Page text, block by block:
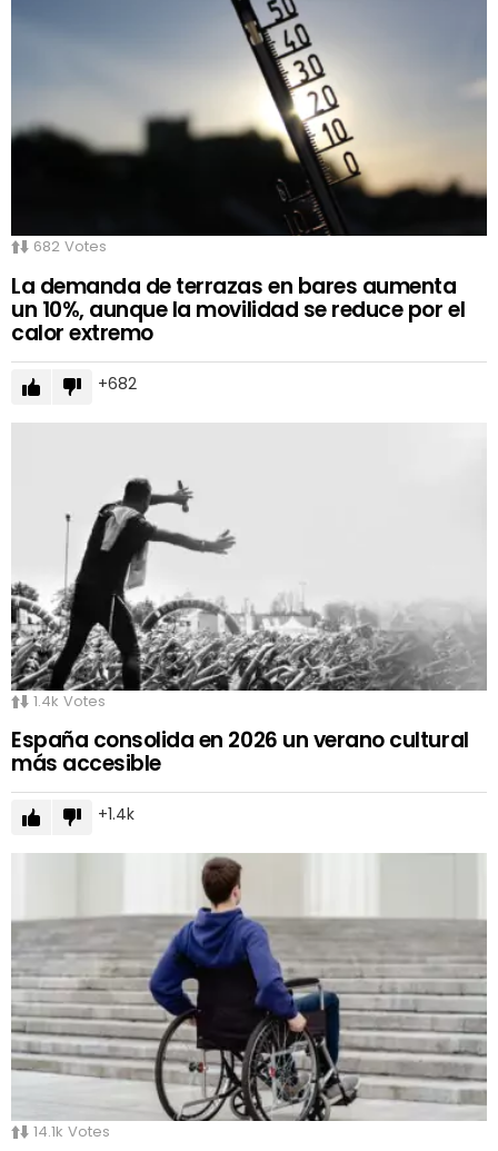
682 Votes
La demanda de terrazas en bares aumenta
un 10%, aunque la movilidad se reduce por el
calor extremo
682
1.4k Votes
España consolida en 2026 un verano cultural
más accesible
1.4k
14.1k Votes